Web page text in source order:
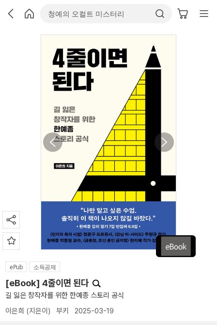
ePub 소득공제
[eBook] 4줄이면 된다
길 잃은 창작자를 위한 한예종 스토리 공식
이은희 (지은이) 부키 2025-03-19